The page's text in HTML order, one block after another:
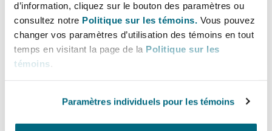
d’information, cliquez sur le bouton des paramètres ou
consultez notre Politique sur les témoins. Vous pouvez
changer vos paramètres d’utilisation des témoins en tout
temps en visitant la page de la Politique sur les
témoins
Paramètres individuels pour les témoins
Entretien, réparation et
Droit réglementaire
Couverture d’assurance
Droit maritime
Insurance Act 2015: the issues the
market is grappling with
21 juin 2018